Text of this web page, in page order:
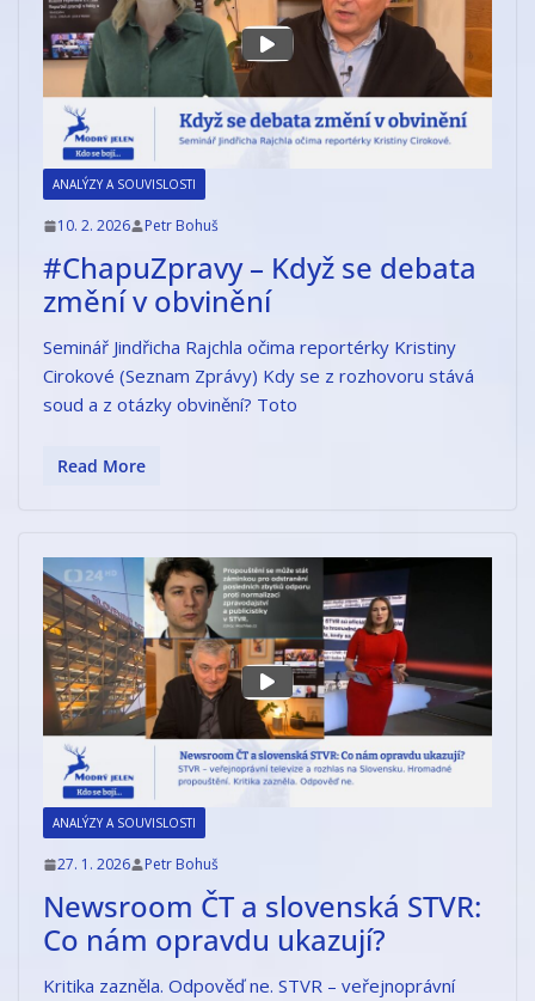
ANALÝZY A SOUVISLOSTI
10. 2. 2026 Petr Bohuš
#ChapuZpravy – Když se debata
změní v obvinění
Seminář Jindřicha Rajchla očima reportérky Kristiny
Cirokové (Seznam Zprávy) Kdy se z rozhovoru stává
soud a z otázky obvinění? Toto
Read More
ANALÝZY A SOUVISLOSTI
27. 1. 2026 Petr Bohuš
Newsroom ČT a slovenská STVR:
Co nám opravdu ukazují?
Kritika zazněla. Odpověď ne. STVR – veřejnoprávní